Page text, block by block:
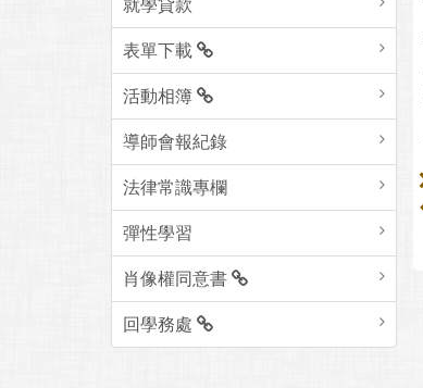
表單下載
活動相簿
導師會報紀錄
法律常識專欄
彈性學習
肖像權同意書
回學務處